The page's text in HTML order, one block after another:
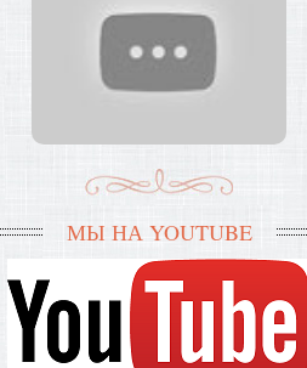
МЫ НА YOUTUBE